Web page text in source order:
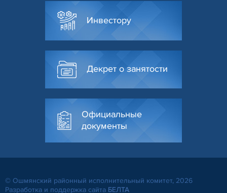
Инвестору
Декрет о занятости
Официальные
документы
© Ошмянский районный исполнительный комитет, 2026
Разработка и поддержка сайта БЕЛТА